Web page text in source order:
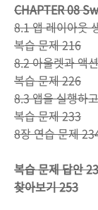
CHAPTER 08
8.1 앱 레이아웃
복습 문제 216
8.2 아울렛과 액
복습 문제 226
8.3 앱을 실행하
복습 문제 233
8장 연습 문제
복습 문제 답안
찾아보기 253